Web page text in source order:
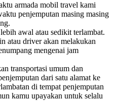
armada mobil travel kami
penjemputan masing masing
awal atau sedikit terlambat.
atau driver akan melakukan
mengenai jam
transportasi umum dan
dari satu alamat ke
di tempat penjemputan
kamu upayakan untuk selalu